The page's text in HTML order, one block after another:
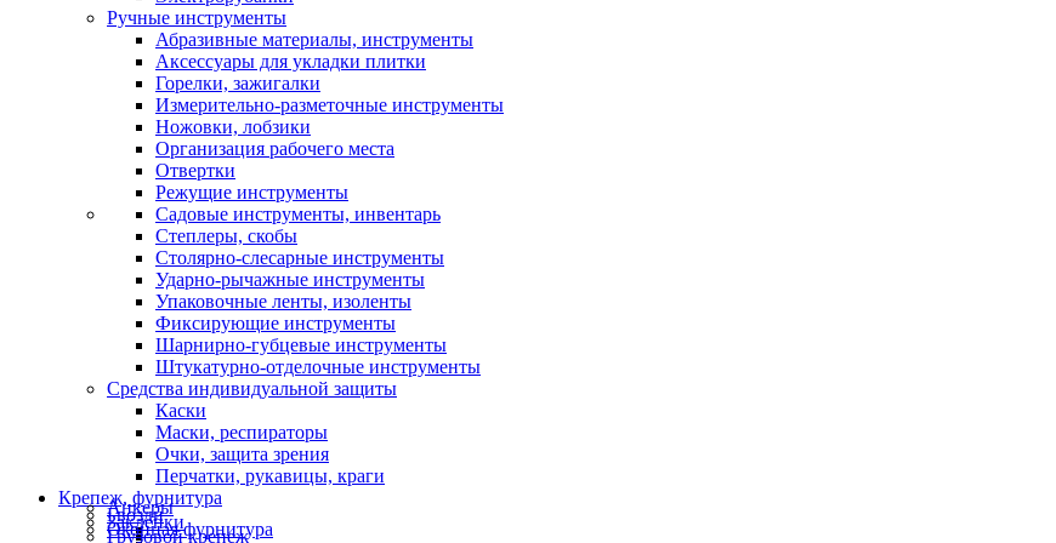
Ручные инструменты
Абразивные материалы, инструменты
Аксессуары для укладки плитки
Горелки, зажигалки
Измерительно-разметочные инструменты
Ножовки, лобзики
Организация рабочего места
Отвертки
Режущие инструменты
Садовые инструменты, инвентарь
Степлеры, скобы
Столярно-слесарные инструменты
Ударно-рычажные инструменты
Упаковочные ленты, изоленты
Фиксирующие инструменты
Шарнирно-губцевые инструменты
Штукатурно-отделочные инструменты
Средства индивидуальной защиты
Каски
Маски, респираторы
Очки, защита зрения
Перчатки, рукавицы, краги
Крепеж, фурнитура
Анкеры
Гвозди
Заклепки
Оконная фурнитура
Грузовой крепеж